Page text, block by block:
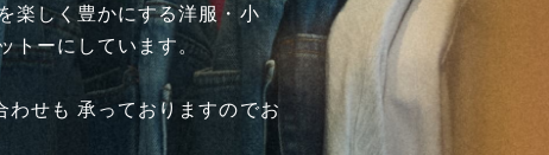
楽しく豊かにする洋服・小
トーにしています。
せも 承っておりますのでお